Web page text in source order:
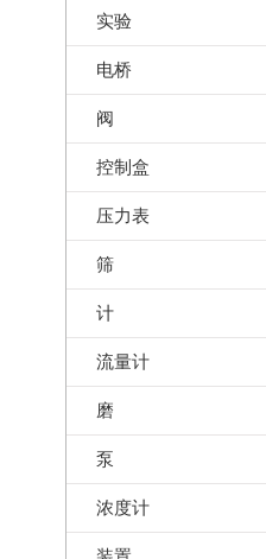
实验
电桥
阀
控制盒
压力表
筛
计
流量计
磨
泵
浓度计